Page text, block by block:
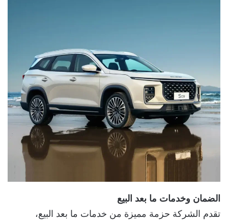
الضمان وخدمات ما بعد البيع
تقدم الشركة حزمة مميزة من خدمات ما بعد البيع،